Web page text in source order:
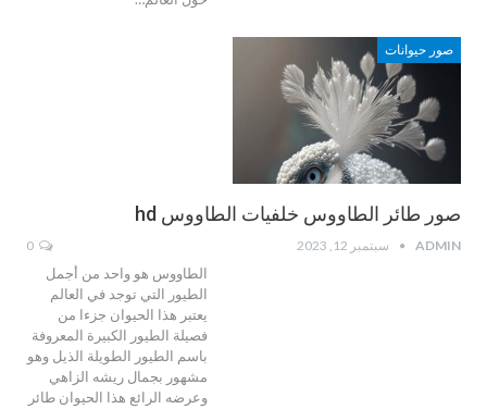
صور حيوانات
صور طائر الطاووس خلفيات الطاووس hd
ADMIN سبتمبر 12, 2023
الطاووس هو واحد من أجمل
الطيور التي توجد في العالم
يعتبر هذا الحيوان جزءا من
فصيلة الطيور الكبيرة المعروفة
باسم الطيور الطويلة الذيل وهو
مشهور بجمال ريشه الزاهي
وعرضه الرائع هذا الحيوان طائر